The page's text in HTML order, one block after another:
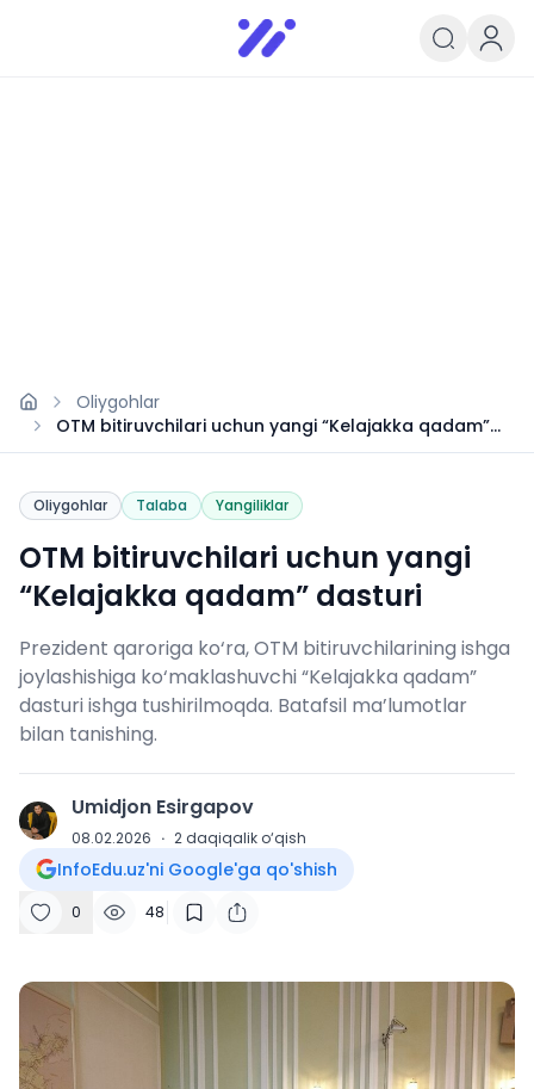
Infoedu
Ta&#039;lim xabarlari va
Oliygohlar
OTM bitiruvchilari uchun yangi “Kelajakka qadam”
dasturi
Oliygohlar Talaba Yangiliklar
OTM bitiruvchilari uchun yangi
“Kelajakka qadam” dasturi
Prezident qaroriga ko‘ra, OTM bitiruvchilarining ishga
joylashishiga ko‘maklashuvchi “Kelajakka qadam”
dasturi ishga tushirilmoqda. Batafsil ma’lumotlar
bilan tanishing.
U Umidjon Esirgapov
08.02.2026 · 2 daqiqalik o‘qish
InfoEdu.uz'ni Google'ga qo'shish
0 48